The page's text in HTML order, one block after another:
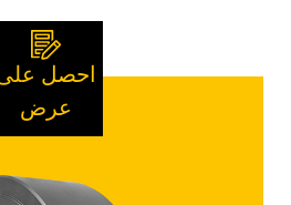
احصل
عرض